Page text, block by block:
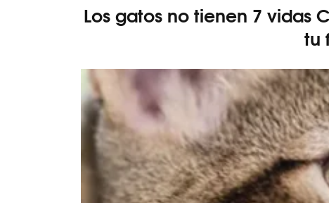
Los gatos no tienen 7 vidas
tu